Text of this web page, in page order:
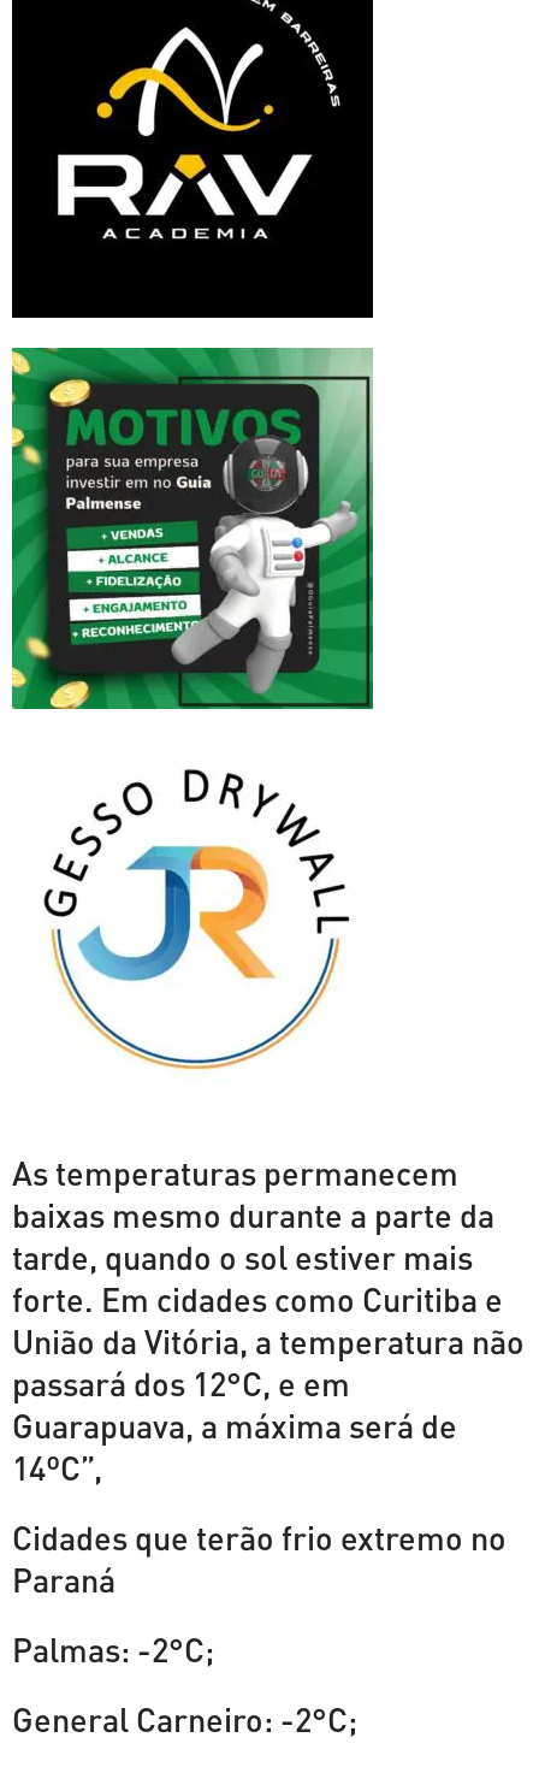
As temperaturas permanecem
baixas mesmo durante a parte da
tarde, quando o sol estiver mais
forte. Em cidades como Curitiba e
União da Vitória, a temperatura não
passará dos 12°C, e em
Guarapuava, a máxima será de
14ºC”,
Cidades que terão frio extremo no
Paraná
Palmas: -2°C;
General Carneiro: -2°C;